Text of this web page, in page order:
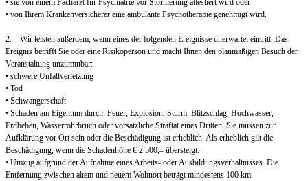
• sie von einem Facharzt für Psychiatrie vor Stornierung attestiert wird oder
• von Ihrem Krankenversicherer eine ambulante Psychotherapie genehmigt wird.
2. Wir leisten außerdem, wenn eines der folgenden Ereignisse unerwartet eintritt. Das
Ereignis betrifft Sie oder eine Risikoperson und macht Ihnen den planmäßigen Besuch der
Veranstaltung unzumutbar:
• schwere Unfallverletzung
• Tod
• Schwangerschaft
• Schaden am Eigentum durch: Feuer, Explosion, Sturm, Blitzschlag, Hochwasser,
Erdbeben, Wasserrohrbruch oder vorsätzliche Straftat eines Dritten. Sie müssen zur
Aufklärung vor Ort sein oder die Beschädigung ist erheblich. Als erheblich gilt die
Beschädigung, wenn die Schadenhöhe € 2.500,– übersteigt.
• Umzug aufgrund der Aufnahme eines Arbeits- oder Ausbildungsverhältnisses. Die
Entfernung zwischen altem und neuem Wohnort beträgt mindestens 100 km.